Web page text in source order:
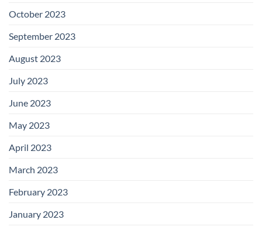
October 2023
September 2023
August 2023
July 2023
June 2023
May 2023
April 2023
March 2023
February 2023
January 2023